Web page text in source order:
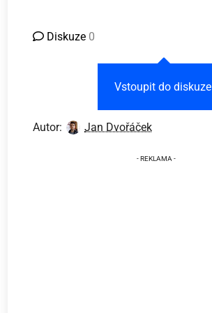
Diskuze 0
Vstoupit do diskuze
Autor: Jan Dvořáček